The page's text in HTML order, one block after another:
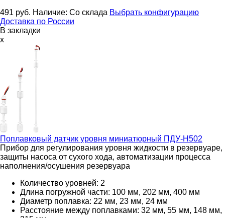
491 руб. Наличие: Со склада Выбрать конфигурацию
Доставка по России
В закладки
x
Поплавковый датчик уровня миниатюрный ПДУ-Н502
Прибор для регулирования уровня жидкости в резервуаре,
защиты насоса от сухого хода, автоматизации процесса
наполнения/осушения резервуара
Количество уровней: 2
Длина погружной части: 100 мм, 202 мм, 400 мм
Диаметр поплавка: 22 мм, 23 мм, 24 мм
Расстояние между поплавками: 32 мм, 55 мм, 148 мм,